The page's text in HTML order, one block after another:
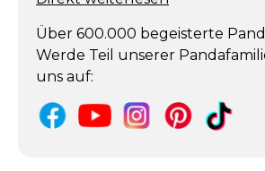
Über 600.000 begeisterte
Werde Teil unserer
uns auf: